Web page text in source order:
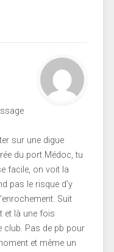
sur une digue
du port Médoc, tu
facile, on voit la
pas le risque d’y
Suit
et là une fois
club. Pas de pb pour
et même un